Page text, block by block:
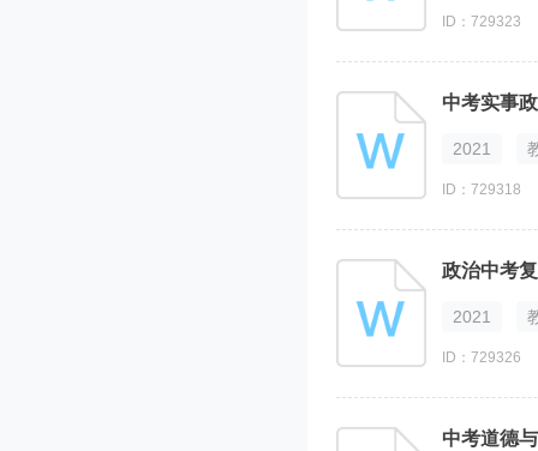
ID：729323
中考实事
2021
ID：729318
政治中考
2021
ID：729326
中考道德